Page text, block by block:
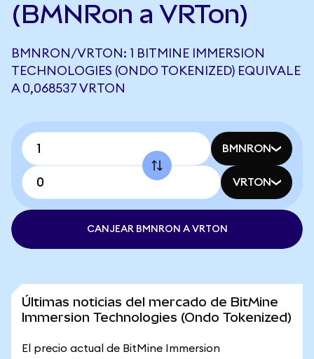
(BMNRon a VRTon)
BMNRON/VRTON: 1 BITMINE IMMERSION
TECHNOLOGIES (ONDO TOKENIZED) EQUIVALE
A 0,068537 VRTON
BMNRON
VRTON
CANJEAR BMNRON A VRTON
Últimas noticias del mercado de BitMine
Immersion Technologies (Ondo Tokenized)
El precio actual de BitMine Immersion